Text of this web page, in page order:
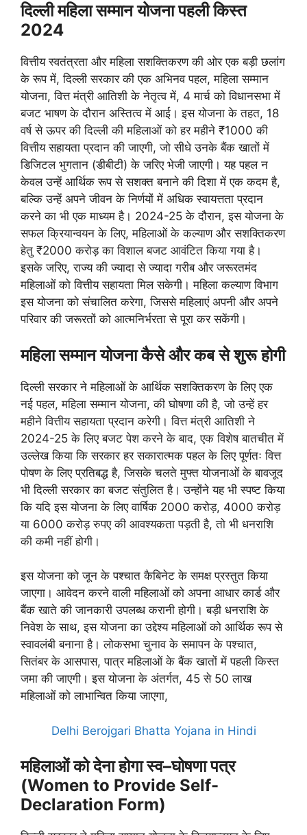
दिल्ली महिला सम्मान योजना पहली किस्त
2024
वित्तीय स्वतंत्रता और महिला सशक्तिकरण की ओर एक बड़ी छलांग
के रूप में, दिल्ली सरकार की एक अभिनव पहल, महिला सम्मान
योजना, वित्त मंत्री आतिशी के नेतृत्व में, 4 मार्च को विधानसभा में
बजट भाषण के दौरान अस्तित्व में आई। इस योजना के तहत, 18
वर्ष से ऊपर की दिल्ली की महिलाओं को हर महीने ₹1000 की
वित्तीय सहायता प्रदान की जाएगी, जो सीधे उनके बैंक खातों में
डिजिटल भुगतान (डीबीटी) के जरिए भेजी जाएगी। यह पहल न
केवल उन्हें आर्थिक रूप से सशक्त बनाने की दिशा में एक कदम है,
बल्कि उन्हें अपने जीवन के निर्णयों में अधिक स्वायत्तता प्रदान
करने का भी एक माध्यम है। 2024-25 के दौरान, इस योजना के
सफल क्रियान्वयन के लिए, महिलाओं के कल्याण और सशक्तिकरण
हेतु ₹2000 करोड़ का विशाल बजट आवंटित किया गया है।
इसके जरिए, राज्य की ज्यादा से ज्यादा गरीब और जरूरतमंद
महिलाओं को वित्तीय सहायता मिल सकेगी। महिला कल्याण विभाग
इस योजना को संचालित करेगा, जिससे महिलाएं अपनी और अपने
परिवार की जरूरतों को आत्मनिर्भरता से पूरा कर सकेंगी।
महिला सम्मान योजना कैसे और कब से शुरू होगी
दिल्ली सरकार ने महिलाओं के आर्थिक सशक्तिकरण के लिए एक
नई पहल, महिला सम्मान योजना, की घोषणा की है, जो उन्हें हर
महीने वित्तीय सहायता प्रदान करेगी। वित्त मंत्री आतिशी ने
2024-25 के लिए बजट पेश करने के बाद, एक विशेष बातचीत में
उल्लेख किया कि सरकार हर सकारात्मक पहल के लिए पूर्णतः वित्त
पोषण के लिए प्रतिबद्ध है, जिसके चलते मुफ्त योजनाओं के बावजूद
भी दिल्ली सरकार का बजट संतुलित है। उन्होंने यह भी स्पष्ट किया
कि यदि इस योजना के लिए वार्षिक 2000 करोड़, 4000 करोड़
या 6000 करोड़ रुपए की आवश्यकता पड़ती है, तो भी धनराशि
की कमी नहीं होगी।
इस योजना को जून के पश्चात कैबिनेट के समक्ष प्रस्तुत किया
जाएगा। आवेदन करने वाली महिलाओं को अपना आधार कार्ड और
बैंक खाते की जानकारी उपलब्ध करानी होगी। बड़ी धनराशि के
निवेश के साथ, इस योजना का उद्देश्य महिलाओं को आर्थिक रूप से
स्वावलंबी बनाना है। लोकसभा चुनाव के समापन के पश्चात,
सितंबर के आसपास, पात्र महिलाओं के बैंक खातों में पहली किस्त
जमा की जाएगी। इस योजना के अंतर्गत, 45 से 50 लाख
महिलाओं को लाभान्वित किया जाएगा,
Delhi Berojgari Bhatta Yojana in Hindi
महिलाओं को देना होगा स्व–घोषणा पत्र
(Women to Provide Self-
Declaration Form)